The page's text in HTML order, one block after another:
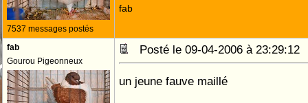
7537 messages postés
fab
fab
Gourou Pigeonneux
Posté le 09-04-2006 à
un jeune fauve maillé